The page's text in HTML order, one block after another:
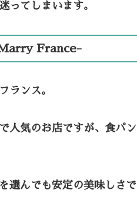
ってしまいます。
Marry France-
ランス。
人気のお店ですが、食パ
選んでも安定の美味しさで